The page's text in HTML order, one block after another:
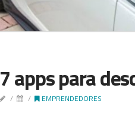
7 apps para
EMPRENDEDORES